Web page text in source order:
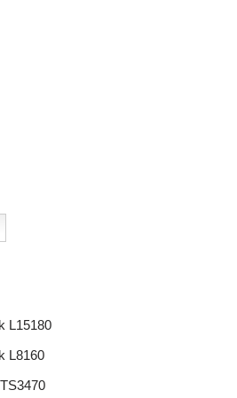
L15180
L8160